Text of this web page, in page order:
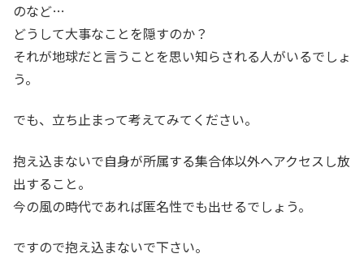
のなど…
どうして大事なことを隠すのか？
それが地球だと言うことを思い知らされる人がいるでしょ
う。
でも、立ち止まって考えてみてください。
抱え込まないで自身が所属する集合体以外へアクセスし放
出すること。
今の風の時代であれば匿名性でも出せるでしょう。
ですので抱え込まないで下さい。